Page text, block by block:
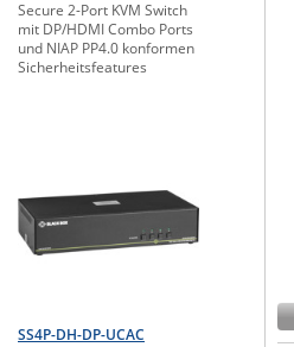
Secure 2-Port KVM Switch
mit DP/HDMI Combo Ports
und NIAP PP4.0 konformen
Sicherheitsfeatures
SS4P-DH-DP-UCAC